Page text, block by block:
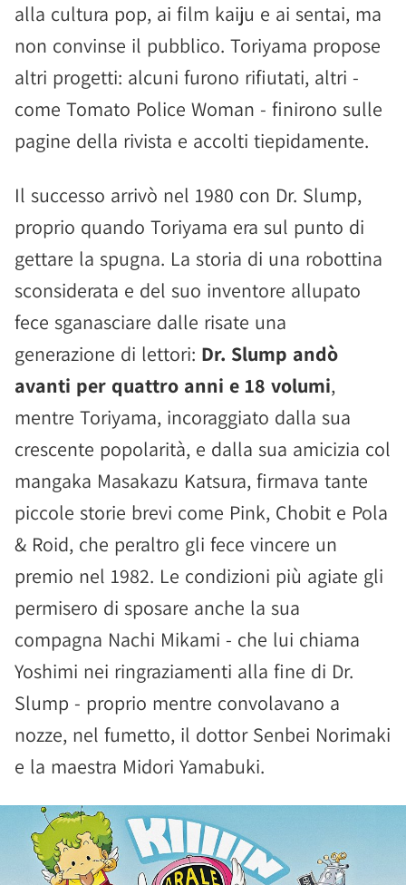
alla cultura pop, ai film kaiju e ai sentai, ma
non convinse il pubblico. Toriyama propose
altri progetti: alcuni furono rifiutati, altri -
come Tomato Police Woman - finirono sulle
pagine della rivista e accolti tiepidamente.
Il successo arrivò nel 1980 con Dr. Slump,
proprio quando Toriyama era sul punto di
gettare la spugna. La storia di una robottina
sconsiderata e del suo inventore allupato
fece sganasciare dalle risate una
generazione di lettori: Dr. Slump andò
avanti per quattro anni e 18 volumi,
mentre Toriyama, incoraggiato dalla sua
crescente popolarità, e dalla sua amicizia col
mangaka Masakazu Katsura, firmava tante
piccole storie brevi come Pink, Chobit e Pola
& Roid, che peraltro gli fece vincere un
premio nel 1982. Le condizioni più agiate gli
permisero di sposare anche la sua
compagna Nachi Mikami - che lui chiama
Yoshimi nei ringraziamenti alla fine di Dr.
Slump - proprio mentre convolavano a
nozze, nel fumetto, il dottor Senbei Norimaki
e la maestra Midori Yamabuki.